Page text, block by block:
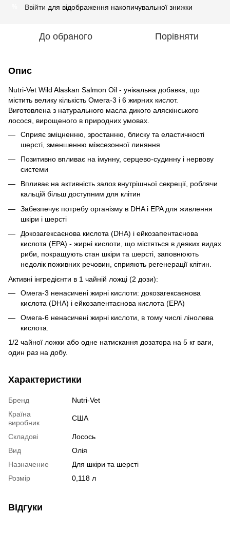
Ввійти для відображення накопичувальної знижки
До обраного Порівняти
Опис
Nutri-Vet Wild Alaskan Salmon Oil - унікальна добавка, що
містить велику кількість Омега-3 і 6 жирних кислот.
Виготовлена з натурального масла дикого аляскінського
лосося, вирощеного в природних умовах.
Сприяє зміцненню, зростанню, блиску та еластичності
шерсті, зменшенню міжсезонної линяння
Позитивно впливає на імунну, серцево-судинну і нервову
системи
Впливає на активність залоз внутрішньої секреції, роблячи
кальцій більш доступним для клітин
Забезпечує потребу організму в DHA і EPA для живлення
шкіри і шерсті
Докозагексаєнова кислота (DHA) і ейкозапентаєнова
кислота (EPA) - жирні кислоти, що містяться в деяких видах
риби, покращують стан шкіри та шерсті, заповнюють
недолік поживних речовин, сприяють регенерації клітин.
Активні інгредієнти в 1 чайній ложці (2 дози):
Омега-3 ненасичені жирні кислоти: докозагексаєнова
кислота (DHA) і ейкозапентаєнова кислота (EPA)
Омега-6 ненасичені жирні кислоти, в тому числі лінолева
кислота.
1/2 чайної ложки або одне натискання дозатора на 5 кг ваги,
один раз на добу.
Характеристики
Бренд
Nutri-Vet
Країна
виробник
США
Складові
Лосось
Вид
Олія
Назначение
Для шкіри та шерсті
Розмір
0,118 л
Відгуки